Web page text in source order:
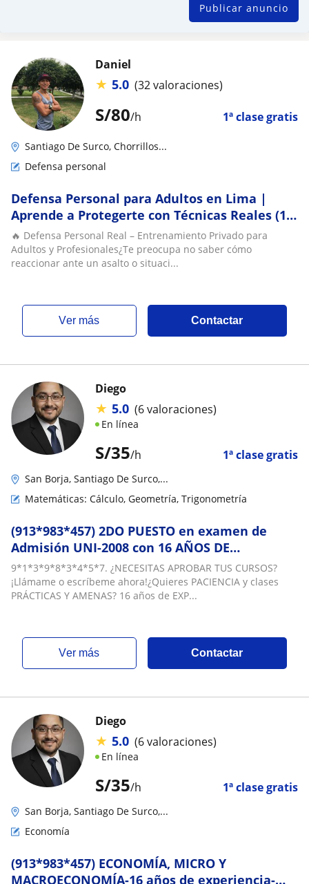
Publicar anuncio
S/80/h 1ª clase gratis
Daniel
★ 5.0 (32 valoraciones)
Santiago De Surco, Chorrillos...
Defensa personal
Defensa Personal para Adultos en Lima |
Aprende a Protegerte con Técnicas Reales (1 a
1)
🔥 Defensa Personal Real – Entrenamiento Privado para
Adultos y Profesionales¿Te preocupa no saber cómo
reaccionar ante un asalto o situaci...
ver más Contactar
S/35/h 1ª clase gratis
Diego
★ 5.0 (6 valoraciones)
En línea
San Borja, Santiago De Surco,...
Matemáticas: Cálculo, Geometría, Trigonometría
(913*983*457) 2DO PUESTO en examen de
Admisión UNI-2008 con 16 AÑOS DE
EXPERIENCIA da clases particulares de
GEOMETRÍA, ÁLGEBRA, TRIGONOMETRÍA, RM,
MATEMÁTICA, ESTADÍSTICA, CÁLCULO-
9*1*3*9*8*3*4*5*7. ¿NECESITAS APROBAR TUS CURSOS?
¡Llámame o escríbeme ahora!¿Quieres PACIENCIA y clases
PRÁCTICAS Y AMENAS? 16 años de EXP...
ver más Contactar
S/35/h 1ª clase gratis
Diego
★ 5.0 (6 valoraciones)
En línea
San Borja, Santiago De Surco,...
Economía
(913*983*457) ECONOMÍA, MICRO Y
MACROECONOMÍA-16 años de experiencia-